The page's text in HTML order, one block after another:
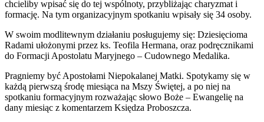
chcieliby wpisać się do tej wspólnoty, przybliżając charyzmat i
formację. Na tym organizacyjnym spotkaniu wpisały się 34 osoby.
W swoim modlitewnym działaniu posługujemy się: Dziesięcioma
Radami ułożonymi przez ks. Teofila Hermana, oraz podręcznikami
do Formacji Apostolatu Maryjnego – Cudownego Medalika.
Pragniemy być Apostołami Niepokalanej Matki. Spotykamy się w
każdą pierwszą środę miesiąca na Mszy Świętej, a po niej na
spotkaniu formacyjnym rozważając słowo Boże – Ewangelię na
dany miesiąc z komentarzem Księdza Proboszcza.